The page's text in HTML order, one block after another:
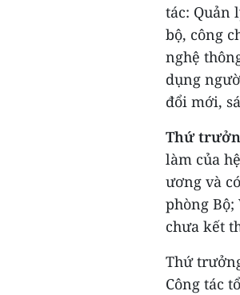
tác: Quản
bộ, công
nghệ
dụng
đổi mới,
Thứ
làm của
ương và
phòng
chưa kết
Thứ
Công tác